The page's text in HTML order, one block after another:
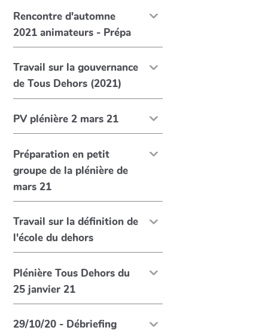
Rencontre d'automne
2021 animateurs - Prépa
Travail sur la gouvernance
de Tous Dehors (2021)
PV plénière 2 mars 21
Préparation en petit
groupe de la plénière de
mars 21
Travail sur la définition de
l'école du dehors
Plénière Tous Dehors du
25 janvier 21
29/10/20 - Débriefing